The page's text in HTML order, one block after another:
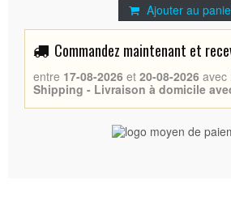
Ajouter au
Commandez maintenant et
entre 17-08-2026 et 20-08-2026 avec
Shipping - Livraison à domicile